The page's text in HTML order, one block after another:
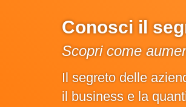
Conosci il
Scopri come
Il segreto delle
il business e la